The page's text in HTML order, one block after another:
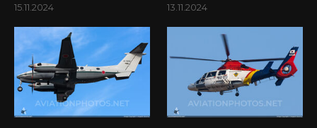
15.11.2024 13.11.2024